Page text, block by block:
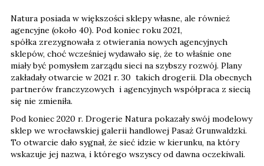
Natura posiada w większości sklepy własne, ale również
agencyjne (około 40). Pod koniec roku 2021,
spółka zrezygnowała z otwierania nowych agencyjnych
sklepów, choć wcześniej wydawało się, że to właśnie one
miały być pomysłem zarządu sieci na szybszy rozwój. Plany
zakładały otwarcie w 2021 r. 30 takich drogerii. Dla obecnych
partnerów franczyzowych i agencyjnych współpraca z siecią
się nie zmieniła.
Pod koniec 2020 r. Drogerie Natura pokazały swój modelowy
sklep we wrocławskiej galerii handlowej Pasaż Grunwaldzki.
To otwarcie dało sygnał, że sieć idzie w kierunku, na który
wskazuje jej nazwa, i którego wszyscy od dawna oczekiwali.